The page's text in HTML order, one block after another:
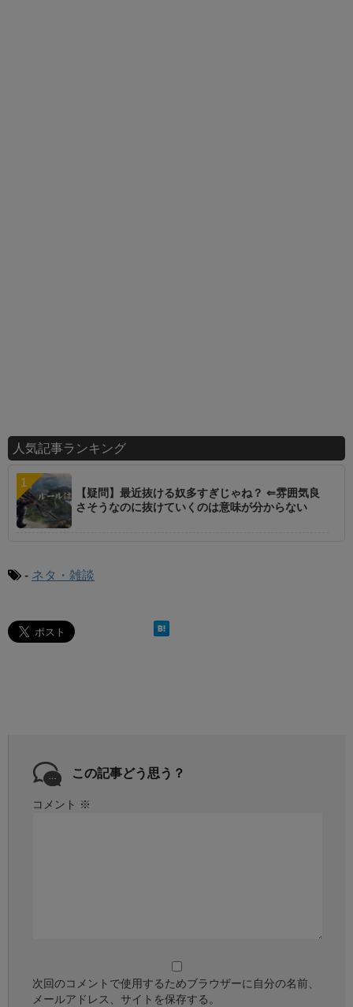
人気記事ランキング
【疑問】最近抜ける奴多すぎじゃね？ ⇐雰囲気良
さそうなのに抜けていくのは意味が分からない
- ネタ・雑談
この記事どう思う？
コメント ※
次回のコメントで使用するためブラウザーに自分の名前、
メールアドレス、サイトを保存する。